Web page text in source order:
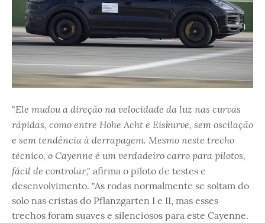
"Ele mudou a direção na velocidade da luz nas curvas
rápidas, como entre Hohe Acht e Eiskurve, sem oscilação
e sem tendência à derrapagem. Mesmo neste trecho
técnico, o Cayenne é um verdadeiro carro para pilotos,
fácil de controlar," afirma o piloto de testes e
desenvolvimento. "As rodas normalmente se soltam do
solo nas cristas do Pflanzgarten I e II, mas esses
trechos foram suaves e silenciosos para este Cayenne.